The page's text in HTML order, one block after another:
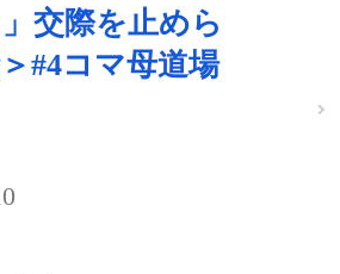
」交際を止めら
#4コマ母道場